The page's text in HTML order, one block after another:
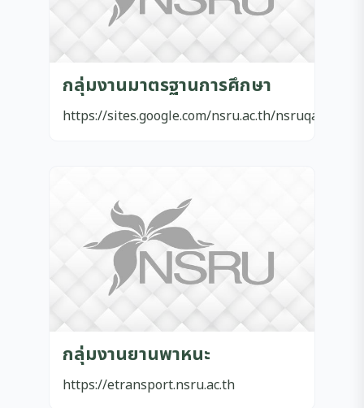
กลุ่มงานมาตรฐานการศึกษา
https://sites.google.com/nsru.ac.th/nsruqa
กลุ่มงานยานพาหนะ
https://etransport.nsru.ac.th